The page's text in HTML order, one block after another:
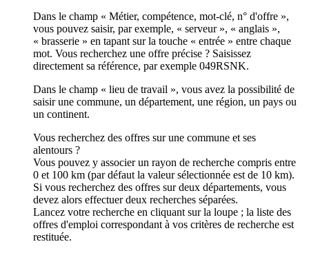
Dans le champ « Métier, compétence, mot-clé, n° d'offre »,
vous pouvez saisir, par exemple, « serveur », « anglais »,
« brasserie » en tapant sur la touche « entrée » entre chaque
mot. Vous recherchez une offre précise ? Saisissez
directement sa référence, par exemple 049RSNK.
Dans le champ « lieu de travail », vous avez la possibilité de
saisir une commune, un département, une région, un pays ou
un continent.
Vous recherchez des offres sur une commune et ses
alentours ?
Vous pouvez y associer un rayon de recherche compris entre
0 et 100 km (par défaut la valeur sélectionnée est de 10 km).
Si vous recherchez des offres sur deux départements, vous
devez alors effectuer deux recherches séparées.
Lancez votre recherche en cliquant sur la loupe ; la liste des
offres d'emploi correspondant à vos critères de recherche est
restituée.